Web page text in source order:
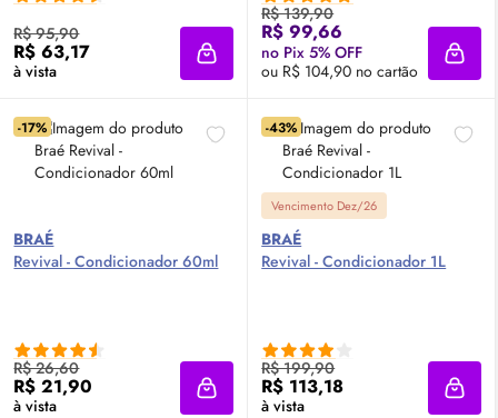
R$ 95,90
R$ 63,17
à vista Adicionar à sacola
R$ 139,90
R$ 99,66
no Pix 5% OFF
ou R$ 104,90 no cartão
-17%
BRAÉ
Revival - Condicionador 60ml
R$ 26,60
R$ 21,90
à vista Adicionar à sacola
-43%
Vencimento Dez/26
BRAÉ
Revival - Condicionador 1L
R$ 199,90
R$ 113,18
à vista